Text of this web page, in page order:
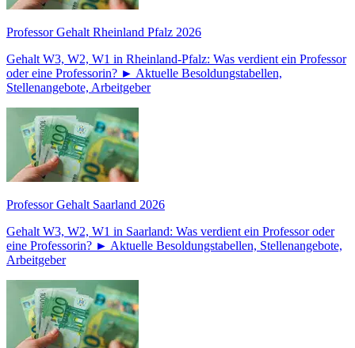
Professor Gehalt Rheinland Pfalz 2026
Gehalt W3, W2, W1 in Rheinland-Pfalz: Was verdient ein Professor
oder eine Professorin? ► Aktuelle Besoldungstabellen,
Stellenangebote, Arbeitgeber
Professor Gehalt Saarland 2026
Gehalt W3, W2, W1 in Saarland: Was verdient ein Professor oder
eine Professorin? ► Aktuelle Besoldungstabellen, Stellenangebote,
Arbeitgeber